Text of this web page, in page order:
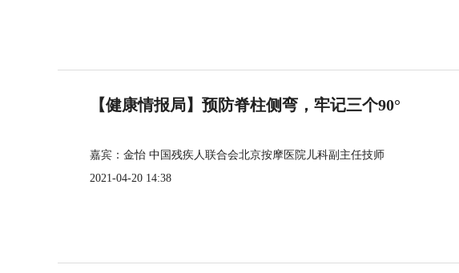
【健康情报局】预防脊柱侧弯，牢记三个90°
嘉宾：金怡 中国残疾人联合会北京按摩医院儿科副主任技师
2021-04-20 14:38